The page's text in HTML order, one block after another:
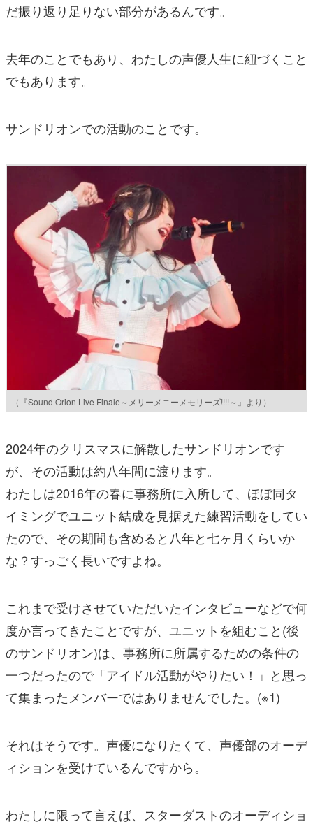
だ振り返り足りない部分があるんです。
去年のことでもあり、わたしの声優人生に紐づくこと
でもあります。
サンドリオンでの活動のことです。
（『Sound Orion Live Finale～メリーメニーメモリーズ!!!!～』より）
2024年のクリスマスに解散したサンドリオンです
が、その活動は約八年間に渡ります。
わたしは2016年の春に事務所に入所して、ほぼ同タ
イミングでユニット結成を見据えた練習活動をしてい
たので、その期間も含めると八年と七ヶ月くらいか
な？すっごく長いですよね。
これまで受けさせていただいたインタビューなどで何
度か言ってきたことですが、ユニットを組むこと(後
のサンドリオン)は、事務所に所属するための条件の
一つだったので「アイドル活動がやりたい！」と思っ
て集まったメンバーではありませんでした。(※1)
それはそうです。声優になりたくて、声優部のオーデ
ィションを受けているんですから。
わたしに限って言えば、スターダストのオーディショ